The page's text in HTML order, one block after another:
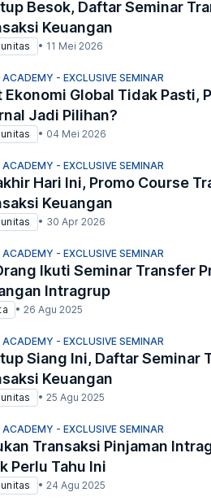
Besok, Daftar Seminar
Keuangan
• 11 Mei 2026
- EXCLUSIVE SEMINAR
Ekonomi Global Tidak Pasti,
Jadi Pilihan?
• 04 Mei 2026
- EXCLUSIVE SEMINAR
Hari Ini, Promo Course
Keuangan
• 30 Apr 2026
- EXCLUSIVE SEMINAR
Ikuti Seminar Transfer
Intragrup
• 26 Agu 2025
- EXCLUSIVE SEMINAR
Siang Ini, Daftar Seminar
Keuangan
• 25 Agu 2025
- EXCLUSIVE SEMINAR
Transaksi Pinjaman
Perlu Tahu Ini
• 24 Agu 2025